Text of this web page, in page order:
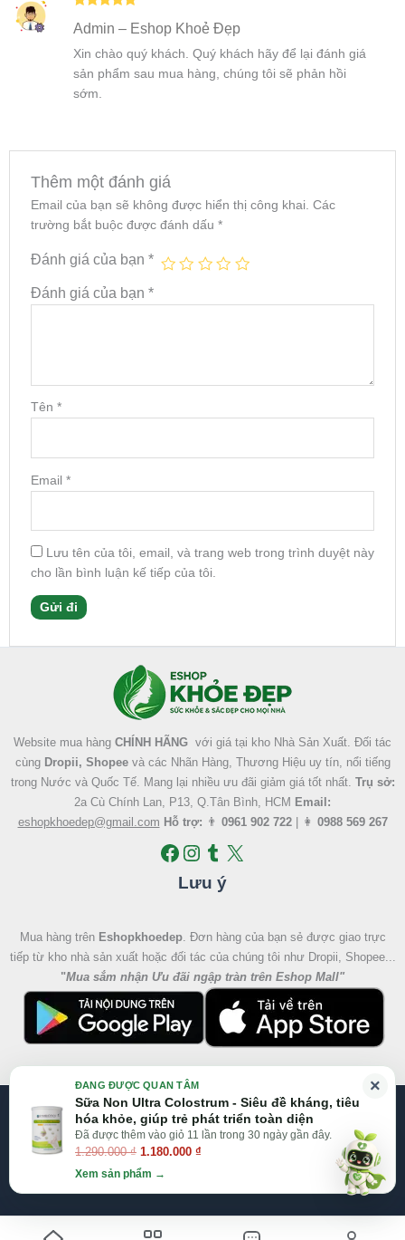
hạng55
Admin – Eshop Khoẻ Đẹp
Xin chào quý khách. Quý khách hãy để lại đánh giá
sản phẩm sau mua hàng, chúng tôi sẽ phản hồi
sớm.
Thêm một đánh giá
Email của bạn sẽ không được hiển thị công khai. Các
trường bắt buộc được đánh dấu *
Đánh giá của bạn *
Đánh giá của bạn *
Tên *
Email *
Lưu tên của tôi, email, và trang web trong trình duyệt này
cho lần bình luận kế tiếp của tôi.
Website mua hàng CHÍNH HÃNG với giá tại kho Nhà Sản Xuất. Đối tác
cùng Dropii, Shopeevà các Nhãn Hàng, Thương Hiệu uy tín, nổi tiếng
trong Nước và Quốc Tế. Mang lại nhiều ưu đãi giảm giá tốt nhất. Trụ sở:
2a Cù Chính Lan, P13, Q.Tân Bình, HCM Email:
eshopkhoedep@gmail.com Hỗ trợ: 👨 0961 902 722| 👩 0988 569 267
Lưu ý
Mua hàng trên Eshopkhoedep. Đơn hàng của bạn sẻ được giao trực
tiếp từ kho nhà sản xuất hoặc đối tác của chúng tôi như Dropii, Shopee...
"Mua sắm nhận Ưu đãi ngập tràn trên Eshop Mall"
@2026 Eshop Khỏe Đẹp, All right reserved
Website:Eshop Mall |Eshopkhoedep.com
×
ĐANG ĐƯỢC QUAN TÂM
Sữa Non Ultra Colostrum - Siêu đề kháng, tiêu
hóa khỏe, giúp trẻ phát triển toàn diện
Đã được thêm vào giỏ 11 lần trong 30 ngày gần đây.
1.290.000₫
gốc
là:
1.290.000 ₫.
1.180.000 ₫
tại
là:
Xem sản phẩm →